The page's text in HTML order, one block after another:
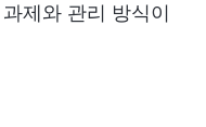
제와 관리 방식이